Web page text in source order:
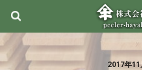
2017年